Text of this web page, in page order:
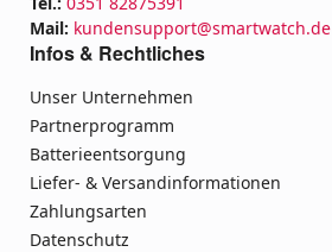
Mail: kundensupport@smartwatch.de
Infos & Rechtliches
Unser Unternehmen
Partnerprogramm
Batterieentsorgung
Liefer- & Versandinformationen
Zahlungsarten
Datenschutz